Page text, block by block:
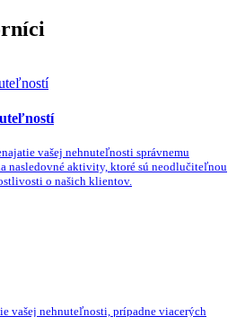
vašej nehnuteľnosti správnemu
nasledovné aktivity, ktoré sú neodlučiteľnou
o našich klientov.
vašej nehnuteľnosti, prípadne viacerých